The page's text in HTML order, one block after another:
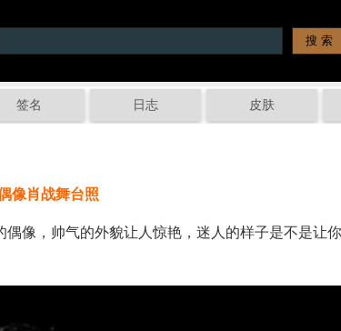
签名 日志 皮肤
像肖战舞台照
像，帅气的外貌让人惊艳，迷人的样子是不是让